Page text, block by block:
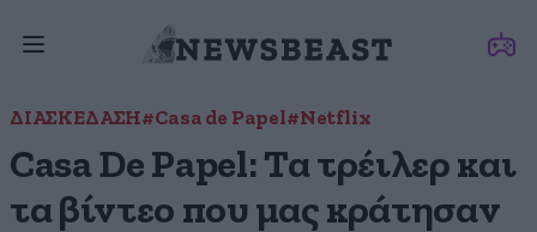
ΔΙΑΣΚΕΔΑΣΗ#Casa de Papel#Netflix
Casa De Papel: Τα τρέιλερ και
τα βίντεο που μας κράτησαν